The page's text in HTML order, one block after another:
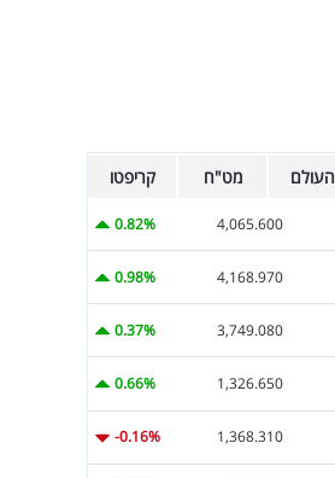
העולם מט"ח קריפטו
4,065.600
0.82%
4,168.970
0.98%
3,749.080
0.37%
1,326.650
0.66%
1,368.310
-0.16%